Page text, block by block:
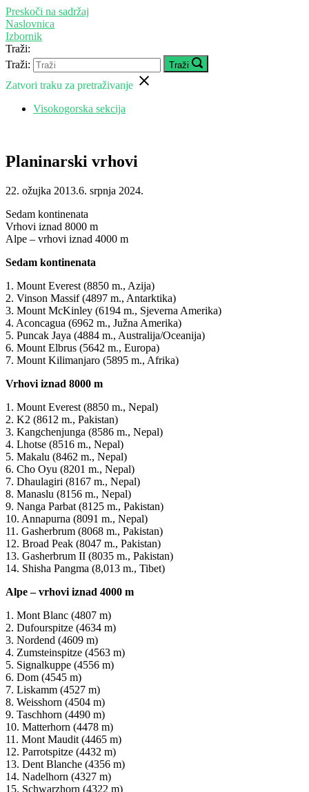
Preskoči na sadržaj
Naslovnica
Izbornik
Traži:
Traži:
Traži
Zatvori traku za pretraživanje
Visokogorska sekcija
Planinarski vrhovi
22. ožujka 2013.6. srpnja 2024.
Sedam kontinenata
Vrhovi iznad 8000 m
Alpe – vrhovi iznad 4000 m
Sedam kontinenata
1. Mount Everest (8850 m., Azija)
2. Vinson Massif (4897 m., Antarktika)
3. Mount McKinley (6194 m., Sjeverna Amerika)
4. Aconcagua (6962 m., Južna Amerika)
5. Puncak Jaya (4884 m., Australija/Oceanija)
6. Mount Elbrus (5642 m., Europa)
7. Mount Kilimanjaro (5895 m., Afrika)
Vrhovi iznad 8000 m
1. Mount Everest (8850 m., Nepal)
2. K2 (8612 m., Pakistan)
3. Kangchenjunga (8586 m., Nepal)
4. Lhotse (8516 m., Nepal)
5. Makalu (8462 m., Nepal)
6. Cho Oyu (8201 m., Nepal)
7. Dhaulagiri (8167 m., Nepal)
8. Manaslu (8156 m., Nepal)
9. Nanga Parbat (8125 m., Pakistan)
10. Annapurna (8091 m., Nepal)
11. Gasherbrum (8068 m., Pakistan)
12. Broad Peak (8047 m., Pakistan)
13. Gasherbrum II (8035 m., Pakistan)
14. Shisha Pangma (8,013 m., Tibet)
Alpe – vrhovi iznad 4000 m
1. Mont Blanc (4807 m)
2. Dufourspitze (4634 m)
3. Nordend (4609 m)
4. Zumsteinspitze (4563 m)
5. Signalkuppe (4556 m)
6. Dom (4545 m)
7. Liskamm (4527 m)
8. Weisshorn (4504 m)
9. Taschhorn (4490 m)
10. Matterhorn (4478 m)
11. Mont Maudit (4465 m)
12. Parrotspitze (4432 m)
13. Dent Blanche (4356 m)
14. Nadelhorn (4327 m)
15. Schwarzhorn (4322 m)